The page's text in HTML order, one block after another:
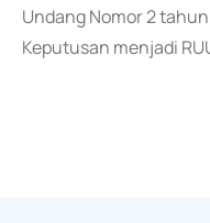
Undang Nomor 2
Keputusan menjadi